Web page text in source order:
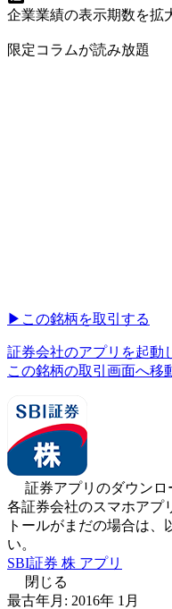
企業業績の表示期数を拡
限定コラムが読み放題
▶︎ この銘柄を取引する
証券会社のアプリを起動
この銘柄の取引画面へ移
証券アプリのダウンロ
各証券会社のスマホアプ
トールがまだの場合は、
い。
SBI証券 株 アプリ
閉じる
最古年月: 2016年 1 月